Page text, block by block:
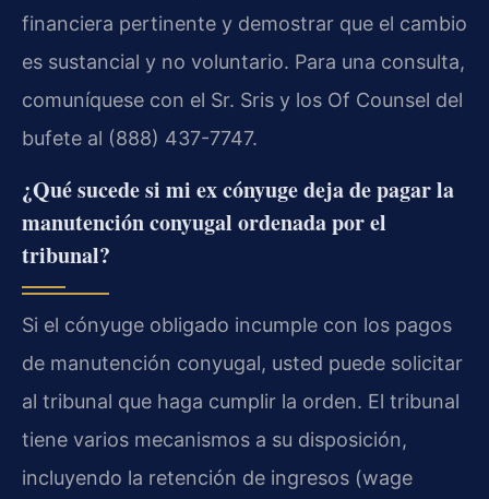
financiera pertinente y demostrar que el cambio
es sustancial y no voluntario. Para una consulta,
comuníquese con el Sr. Sris y los Of Counsel del
bufete al (888) 437-7747.
¿Qué sucede si mi ex cónyuge deja de pagar la
manutención conyugal ordenada por el
tribunal?
Si el cónyuge obligado incumple con los pagos
de manutención conyugal, usted puede solicitar
al tribunal que haga cumplir la orden. El tribunal
tiene varios mecanismos a su disposición,
incluyendo la retención de ingresos (wage